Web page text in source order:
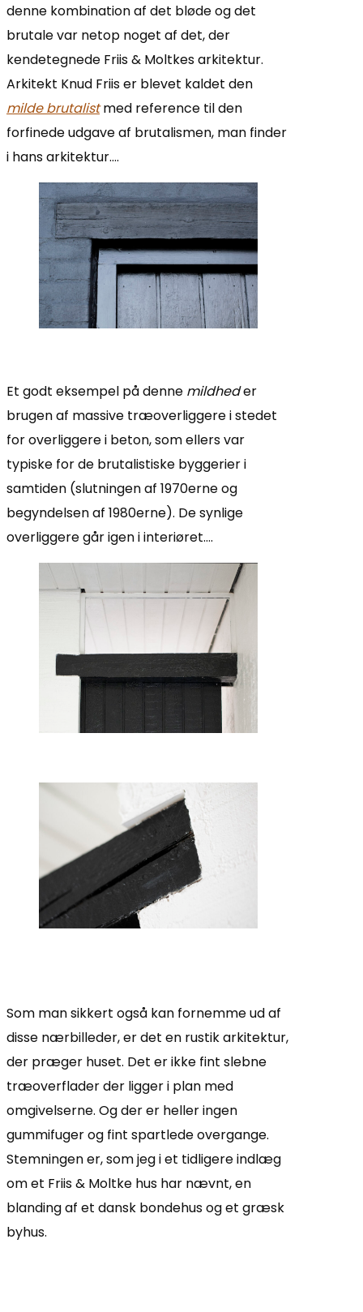
denne kombination af det bløde og det
brutale var netop noget af det, der
kendetegnede Friis & Moltkes arkitektur.
Arkitekt Knud Friis er blevet kaldet den
milde brutalistmed reference til den
forfinede udgave af brutalismen, man finder
i hans arkitektur….
Et godt eksempel på denne mildheder
brugen af massive træoverliggere i stedet
for overliggere i beton, som ellers var
typiske for de brutalistiske byggerier i
samtiden (slutningen af 1970erne og
begyndelsen af 1980erne). De synlige
overliggere går igen i interiøret….
Som man sikkert også kan fornemme ud af
disse nærbilleder, er det en rustik arkitektur,
der præger huset. Det er ikke fint slebne
træoverflader der ligger i plan med
omgivelserne. Og der er heller ingen
gummifuger og fint spartlede overgange.
Stemningen er, som jeg i et tidligere indlæg
om et Friis & Moltke hus har nævnt, en
blanding af et dansk bondehus og et græsk
byhus.